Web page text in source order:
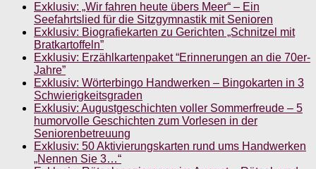
Exklusiv: „Wir fahren heute übers Meer“ – Ein
Seefahrtslied für die Sitzgymnastik mit Senioren
Exklusiv: Biografiekarten zu Gerichten „Schnitzel mit
Bratkartoffeln”
Exklusiv: Erzählkartenpaket “Erinnerungen an die 70er-
Jahre”
Exklusiv: Wörterbingo Handwerken – Bingokarten in 3
Schwierigkeitsgraden
Exklusiv: Augustgeschichten voller Sommerfreude – 5
humorvolle Geschichten zum Vorlesen in der
Seniorenbetreuung
Exklusiv: 50 Aktivierungskarten rund ums Handwerken
„Nennen Sie 3…“